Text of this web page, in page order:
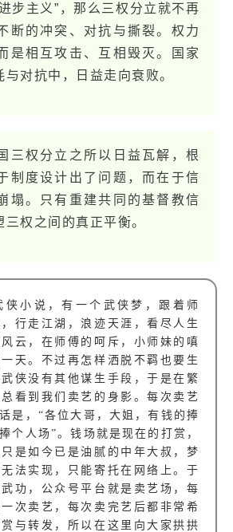
步主义”，那么三权分立就不再
断的冲突、对抗与撕裂。权力
是相互攻击、互相毁灭。国家
对抗中，日益走向衰败。
三权分立之所以日益瓦解，根
制度设计出了问题，而在于信
塌。只有重建共同的基督教信
权之间的真正平衡。
侠小说，有一个武侠梦，跟着师
行走江湖，浪迹天涯，看尽人生
云，在师傅的呵斥，小师妹的嗔
天。不过再怎样洒脱不羁也要生
侠没有其他谋生手段，于是在繁
看到我们卖艺的身影。每次卖艺
是，“各位大哥，大姐，有钱的捧
个人场”。钱场就是现在的打赏，
是如今已是油腻的中年大叔，梦
法实现，只能寄托在网络上。于
功，公众号平台就是卖艺场，每
次卖艺，每次卖完艺后都非常希
与转发，所以在这里向大家拱拱